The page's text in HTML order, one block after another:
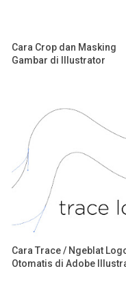
Cara Crop dan Masking
Gambar di Illustrator
Cara Trace / Ngeblat
Otomatis di Adobe